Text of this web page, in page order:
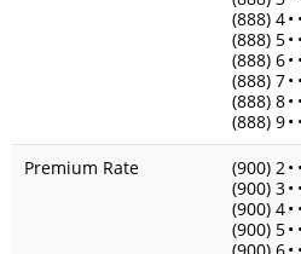
(888) 4•
(888) 5•
(888) 6•
(888) 7•
(888) 8•
(888) 9•
Premium Rate
(900) 2•
(900) 3•
(900) 4•
(900) 5•